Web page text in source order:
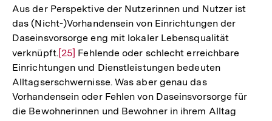
Fußnote
ländlichen Räumen gesprochen werden.Zur
Auflösung
der
Fußnote
[24]
Aus der Perspektive der Nutzerinnen und Nutzer ist
das (Nicht-)Vorhandensein von Einrichtungen der
Daseinsvorsorge eng mit lokaler Lebensqualität
verknüpft.Zur
Auflösung
[25]Fehlende oder schlecht erreichbare
Einrichtungen und Dienstleistungen bedeuten
Alltagserschwernisse. Was aber genau das